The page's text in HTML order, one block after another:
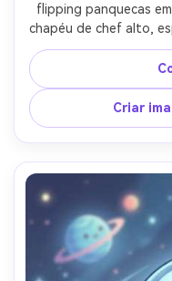
flipping panquecas
chapéu de chef alto,
expressão fofa
cores quentes e
movimento
alimentos
profundidade de
Criar